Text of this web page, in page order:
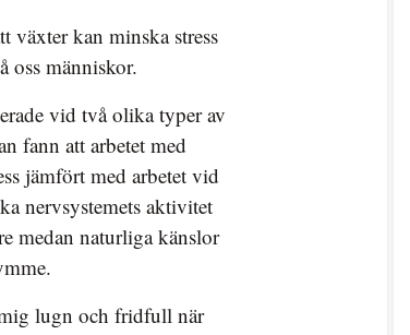
växter kan minska stress
oss människor.
vid två olika typer av
fann att arbetet med
jämfört med arbetet vid
nervsystemets aktivitet
medan naturliga känslor
lugn och fridfull när